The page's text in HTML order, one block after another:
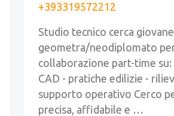
+393319572212
Studio tecnico cerca giovane
geometra/neodiplomato
collaborazione part-time su:
CAD - pratiche edilizie -
supporto operativo Cerco
precisa, affidabile e …